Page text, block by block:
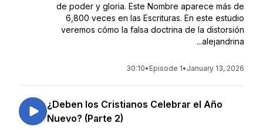
de poder y gloria. Este Nombre aparece más de
6,800 veces en las Escrituras. En este estudio
veremos cómo la falsa doctrina de la distorsión
alejandrina...
January 13, 2026
•
Episode 1
•
30:10
¿Deben los Cristianos Celebrar el Año
Nuevo? (Parte 2)